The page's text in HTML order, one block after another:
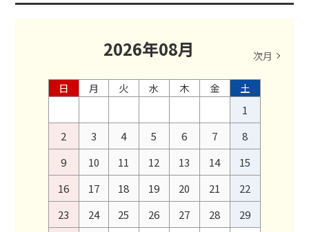
2026年08月 次月
日 月 火 水 木 金
土
1
2
3 4 5 6 7
8
9
10 11 12 13 14
15
16
17 18 19 20 21
22
23
24 25 26 27 28
29